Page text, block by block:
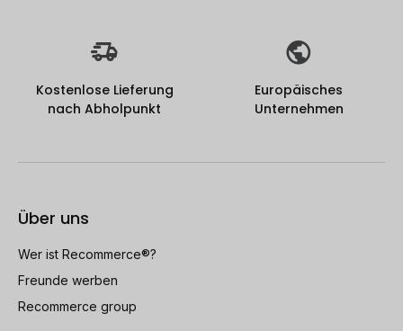
Kostenlose Lieferung
nach Abholpunkt
Europäisches
Unternehmen
Über uns
Wer ist Recommerce®?
Freunde werben
Recommerce group